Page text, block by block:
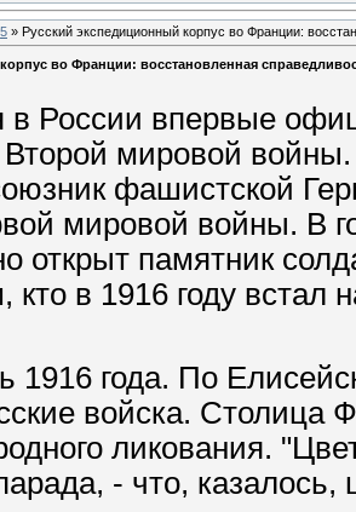
5 » Русский экспедиционный корпус во Франции:
во Франции: восстановленная
в России впервые
Второй мировой
фашистской
мировой войны. В
открыт памятник
кто в 1916 году
1916 года. По
войска. Столица
ликования.
- что, казалось,